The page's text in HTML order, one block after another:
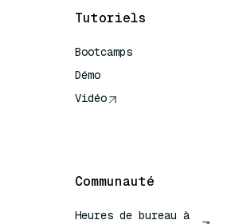
Tutoriels
Bootcamps
Démo
Vidéo
Communauté
Heures de bureau à